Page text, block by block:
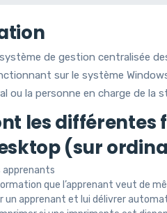
de gestion centralisée
sur le système
ou la personne en charge de la
les
(sur
apprenants
que l’apprenant veut de
un apprenant et lui délivrer